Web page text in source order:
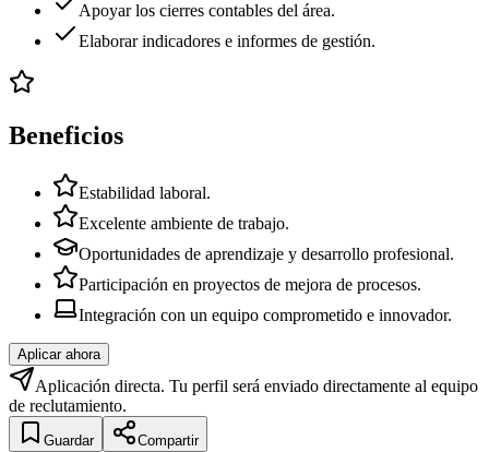
Apoyar los cierres contables del área.
Elaborar indicadores e informes de gestión.
Beneficios
Estabilidad laboral.
Excelente ambiente de trabajo.
Oportunidades de aprendizaje y desarrollo profesional.
Participación en proyectos de mejora de procesos.
Integración con un equipo comprometido e innovador.
Aplicar ahora
Aplicación directa. Tu perfil será enviado directamente al equipo
de reclutamiento.
Guardar Compartir